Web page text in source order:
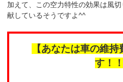
加えて、この空力特性の効果は風
献しているそうですよ^^
【あなたは車の維
す！！